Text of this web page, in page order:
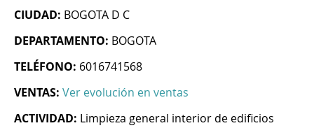
CIUDAD: BOGOTA D C
DEPARTAMENTO: BOGOTA
TELÉFONO: 6016741568
VENTAS: Ver evolución en ventas
ACTIVIDAD: Limpieza general interior de edificios